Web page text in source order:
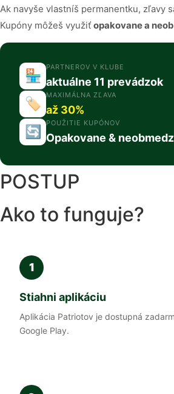
Ak navyše vlastníš permanentku, zľavy
Kupóny môžeš využiť opakovane a
🏪
PARTNEROV V KLUBE
aktuálne 11 prevádzok
🏷️
MAXIMÁLNA ZĽAVA
až 30%
🔄
POUŽITIE KUPÓNOV
Opakovane &
POSTUP
Ako to funguje?
1
Stiahni aplikáciu
Aplikácia Patriotov je dostupná
Google Play.